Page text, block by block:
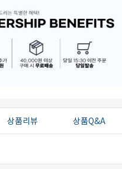
상품리뷰 상품Q&A